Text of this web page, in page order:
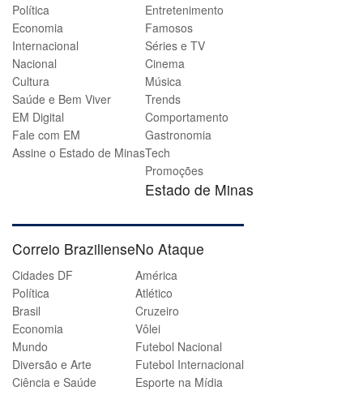
Política
Economia
Internacional
Nacional
Cultura
Saúde e Bem Viver
EM Digital
Fale com EM
Assine o Estado de Minas
Entretenimento
Famosos
Séries e TV
Cinema
Música
Trends
Comportamento
Gastronomia
Tech
Promoções
Estado de Minas
Correio Braziliense
Cidades DF
Política
Brasil
Economia
Mundo
Diversão e Arte
Ciência e Saúde
No Ataque
América
Atlético
Cruzeiro
Vôlei
Futebol Nacional
Futebol Internacional
Esporte na Mídia